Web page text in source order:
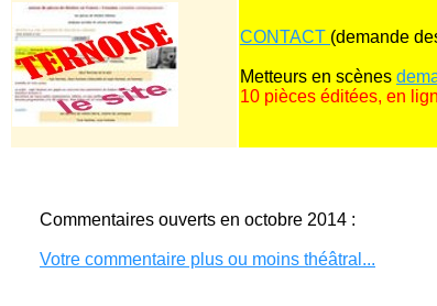
CONTACT (demande
Metteurs en scènes
10 pièces éditées, en
Commentaires ouverts en octobre 2014 :
Votre commentaire plus ou moins théâtral...